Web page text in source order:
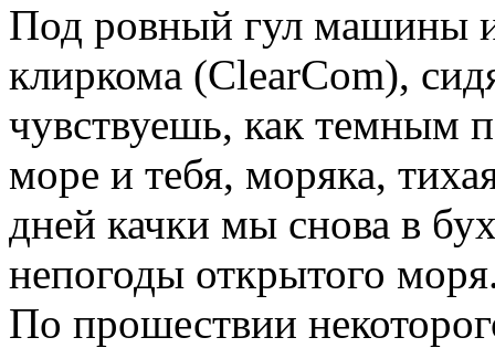
Под ровный гул машины
клиркома (ClearCom),
чувствуешь, как темным
море и тебя, моряка,
дней качки мы снова в
непогоды открытого
По прошествии